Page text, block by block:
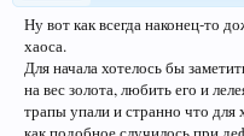
Ну вот как всегда наконец-то
хаоса.
Для начала хотелось бы
на вес золота, любить его и
трапы упали и странно что для